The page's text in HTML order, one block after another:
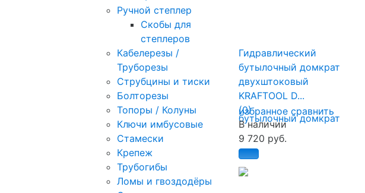
Ручной степлер
Скобы для
степлеров
Кабелерезы /
Труборезы
Струбцины и тиски
Болторезы
Топоры / Колуны
Ключи имбусовые
Стамески
Крепеж
Трубогибы
Ломы и гвоздодёры
избранное сравнить
Гидравлический
бутылочный домкрат
двухштоковый
KRAFTOOL D...
(0)
В наличии
9 720 руб.